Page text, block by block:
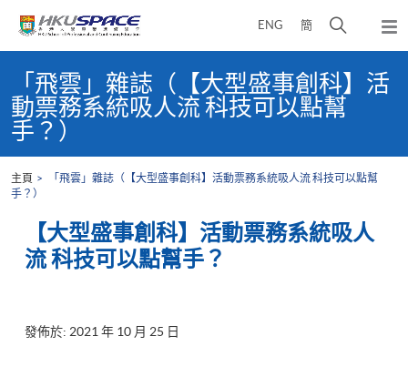
ENG 簡
開
搜
尋
彈
出
主
選
content
start「飛雲」雜誌（【大型盛事創科】活
動票務系統吸人流 科技可以點幫
手？）
主頁
「飛雲」雜誌（【大型盛事創科】活動票務系統吸人流 科技可以點幫
手？）
【大型盛事創科】活動票務系統吸人
流 科技可以點幫手？
發佈於: 2021 年 10 月 25 日